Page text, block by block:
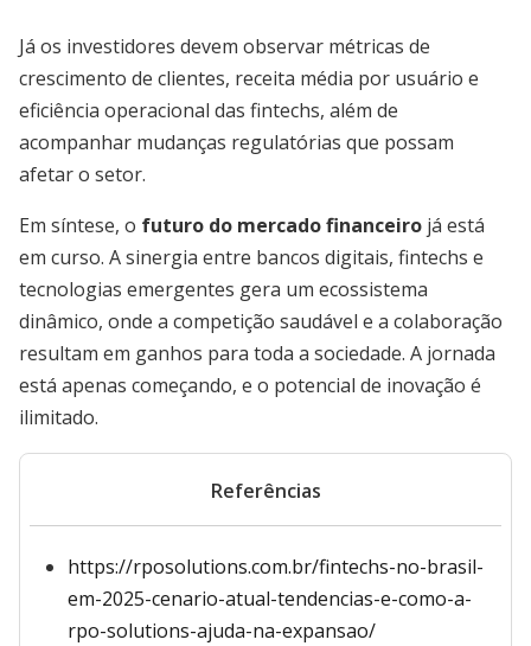
Já os investidores devem observar métricas de
crescimento de clientes, receita média por usuário e
eficiência operacional das fintechs, além de
acompanhar mudanças regulatórias que possam
afetar o setor.
Em síntese, o futuro do mercado financeiro já está
em curso. A sinergia entre bancos digitais, fintechs e
tecnologias emergentes gera um ecossistema
dinâmico, onde a competição saudável e a colaboração
resultam em ganhos para toda a sociedade. A jornada
está apenas começando, e o potencial de inovação é
ilimitado.
Referências
https://rposolutions.com.br/fintechs-no-brasil-
em-2025-cenario-atual-tendencias-e-como-a-
rpo-solutions-ajuda-na-expansao/